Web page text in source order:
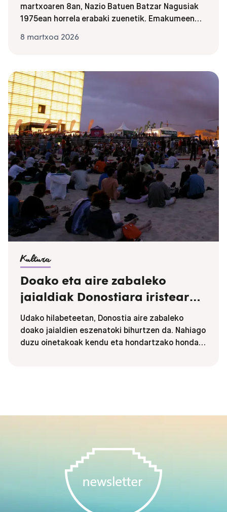
martxoaren 8an, Nazio Batuen Batzar Nagusiak
1975ean horrela erabaki zuenetik. Emakumeen
festarako eta ikusgarritasunarako egun
aproposa, urteko gainontzeko 364 egunak
bezalaxe.
8 martxoa 2026
Kultura
Doako eta aire zabaleko
jaialdiak Donostiara iristear
daude… aukeratu zeurea!
Udako hilabeteetan, Donostia aire zabaleko
doako jaialdien eszenatoki bihurtzen da. Nahiago
duzu oinetakoak kendu eta hondartzako hondar